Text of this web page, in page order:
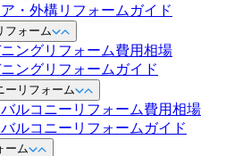
・外構リフォームガイド
フォーム
ングリフォーム費用相場
ングリフォームガイド
ーリフォーム
ルコニーリフォーム費用相場
ルコニーリフォームガイド
ーム